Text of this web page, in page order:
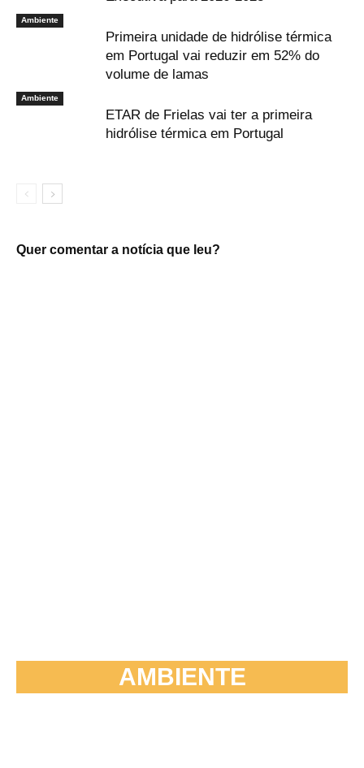
Ambiente
Primeira unidade de hidrólise térmica
em Portugal vai reduzir em 52% do
volume de lamas
Ambiente
ETAR de Frielas vai ter a primeira
hidrólise térmica em Portugal
Quer comentar a notícia que leu?
AMBIENTE